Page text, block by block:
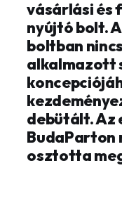
vásárlási és
nyújtó bolt.
boltban
alkalmazott
debütált. Az
BudaParton
osztotta